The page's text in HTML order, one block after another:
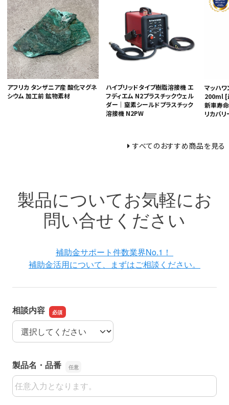
アフリカ タンザニア産 酸化マグネ
シウム 加工前 鉱物素材
ハイブリッドタイプ樹脂溶接機 エ
フディエム N2プラスチックウェル
ダー｜窒素シールドプラスチック
溶接機 N2PW
マッハ
200ml [
新車寿
リカバ
すべてのおすすめ商品を見る